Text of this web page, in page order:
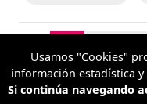
Usamos "Cookies"
información estadística
Si continúa navegando